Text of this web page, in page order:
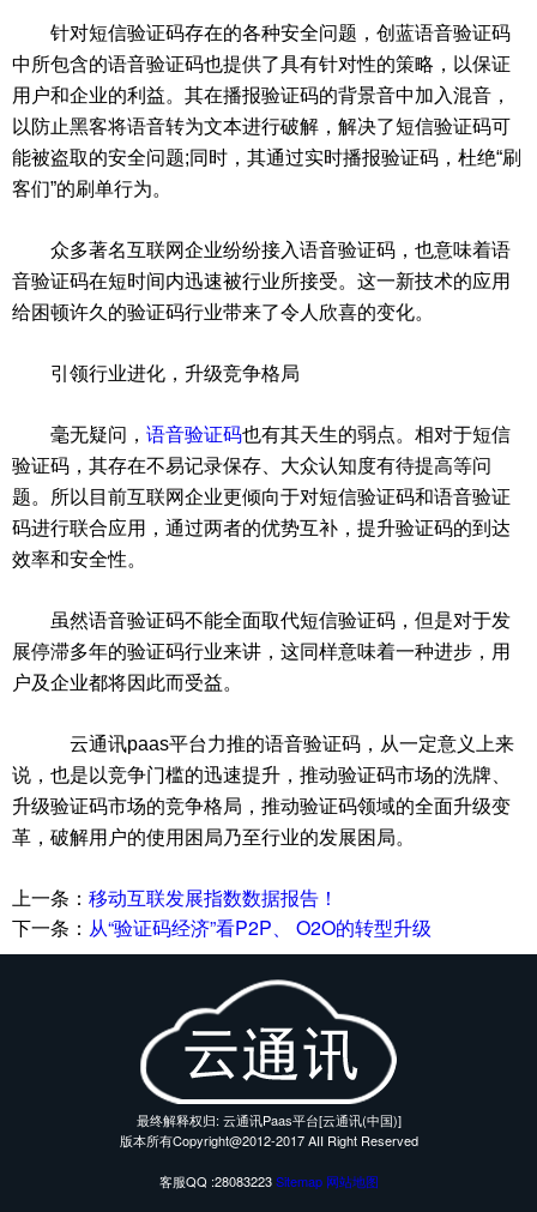
针对短信验证码存在的各种安全问题，创蓝语音验证码
中所包含的语音验证码也提供了具有针对性的策略，以保证
用户和企业的利益。其在播报验证码的背景音中加入混音，
以防止黑客将语音转为文本进行破解，解决了短信验证码可
能被盗取的安全问题;同时，其通过实时播报验证码，杜绝“刷
客们”的刷单行为。
众多著名互联网企业纷纷接入语音验证码，也意味着语
音验证码在短时间内迅速被行业所接受。这一新技术的应用
给困顿许久的验证码行业带来了令人欣喜的变化。
引领行业进化，升级竞争格局
毫无疑问， 语音验证码也有其天生的弱点。相对于短信
验证码，其存在不易记录保存、大众认知度有待提高等问
题。所以目前互联网企业更倾向于对短信验证码和语音验证
码进行联合应用，通过两者的优势互补，提升验证码的到达
效率和安全性。
虽然语音验证码不能全面取代短信验证码，但是对于发
展停滞多年的验证码行业来讲，这同样意味着一种进步，用
户及企业都将因此而受益。
云通讯paas平台力推的语音验证码，从一定意义上来
说，也是以竞争门槛的迅速提升，推动验证码市场的洗牌、
升级验证码市场的竞争格局，推动验证码领域的全面升级变
革，破解用户的使用困局乃至行业的发展困局。
上一条： 移动互联发展指数数据报告！
下一条： 从“验证码经济”看P2P、 O2O的转型升级
最终解释权归: 云通讯Paas平台[云通讯(中国)]
版本所有Copyright@2012-2017 AII Right Reserved
客服QQ :28083223Sitemap 网站地图